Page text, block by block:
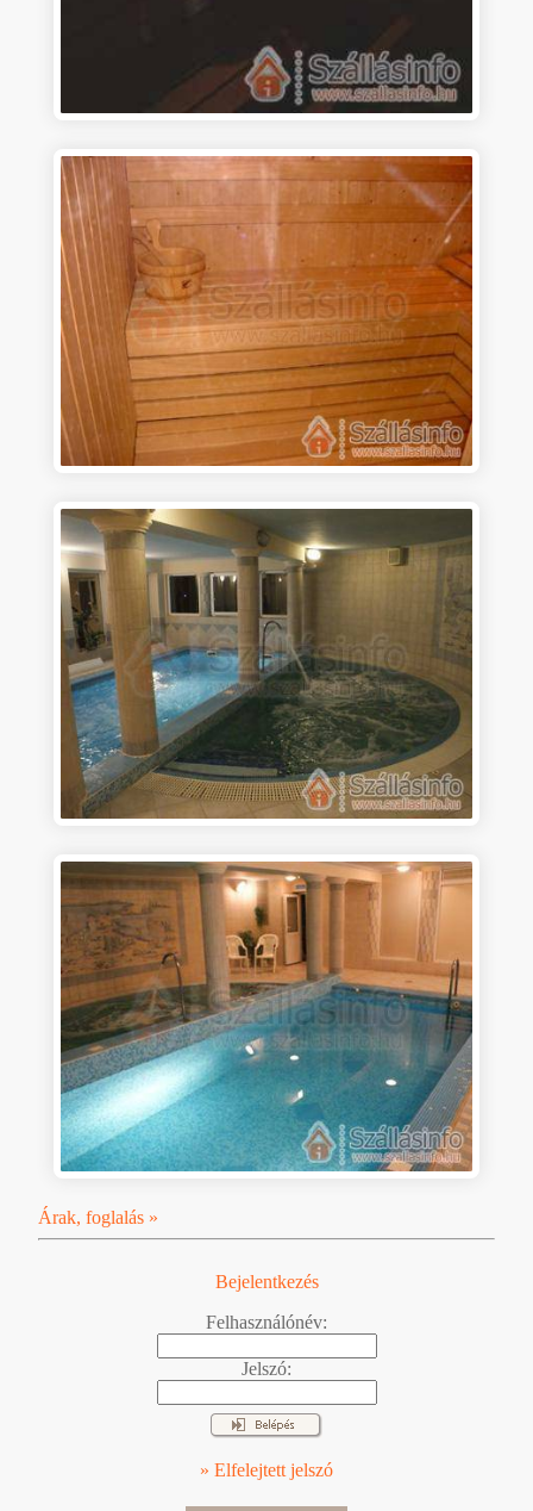
Árak, foglalás »
Bejelentkezés
Felhasználónév:
Jelszó:
» Elfelejtett jelszó